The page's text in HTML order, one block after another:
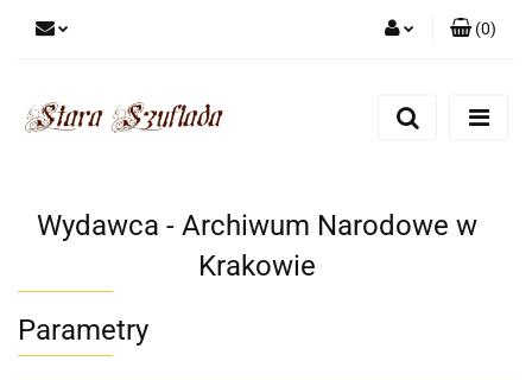
Zarejestruj się
(0)
Wydawca - Archiwum Narodowe w
Krakowie
Parametry